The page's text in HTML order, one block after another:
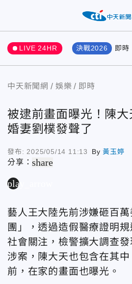
LIVE 24HR 決戰2026 即時
中天新聞網 娛樂 即時
被逮前畫面曝光！陳
婚妻劉樸發聲了
發布: 2025/05/14 11:13 By黃玉婷
分享：share
play_arrow
藝人王大陸先前涉嫌砸百
團」，透過造假醫療證明
社會關注，檢警擴大調查
涉案，陳大天也包含在其
前，在家的畫面也曝光。